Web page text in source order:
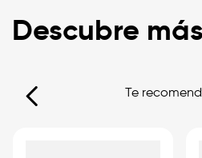
Descubre
Te